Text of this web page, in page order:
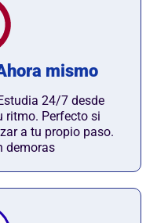
mismo
24/7 desde
ritmo. Perfecto si
a tu propio paso.
demoras